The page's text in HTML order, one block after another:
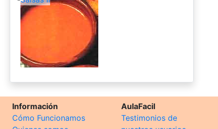
Información
Cómo Funcionamos
AulaFacil
Testimonios de